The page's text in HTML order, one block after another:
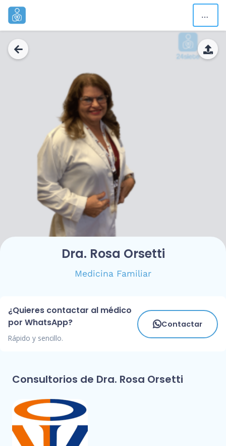
Dra. Rosa Orsetti
Medicina Familiar
¿Quieres contactar al médico
por WhatsApp?
Rápido y sencillo.
Contactar
Consultorios de Dra. Rosa Orsetti